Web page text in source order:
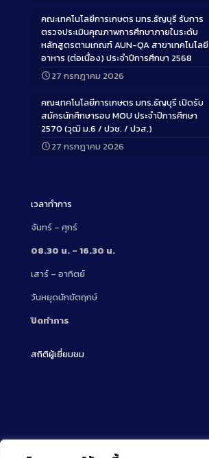
คณะเทคโนโลยีการเกษตร มทร.ธัญบุรี รับการ
ตรวจประเมินคุณภาพการศึกษาภายในระดับ
หลักสูตรตามเกณฑ์ AUN-QA สาขาเทคโนโลยี
อาหาร (ต่อเนื่อง) ประจำปีการศึกษา 2568
27 กรกฎาคม 2026
คณะเทคโนโลยีการเกษตร มทร.ธัญบุรี เปิดรับ
สมัครนักศึกษารอบ MOU ประจำปีการศึกษา
2570 (วุฒิ ม.6 / ปวช. / ปวส.)
27 กรกฎาคม 2026
เวลาทำการ
จันทร์ – ศุกร์
08.30 น. – 16.30 น.
เสาร์ – อาทิตย์
วันหยุดนักขัตฤกษ์
ปิดทำการ
สถิติผู้เยี่ยมชม